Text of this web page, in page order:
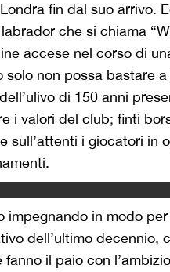
fin dal suo arrivo.
che si chiama
accese nel corso di
non possa bastare
di 150 anni
i valori del club; finti
sull’attenti i giocatori in
impegnando in modo
dell’ultimo decennio,
il paio con